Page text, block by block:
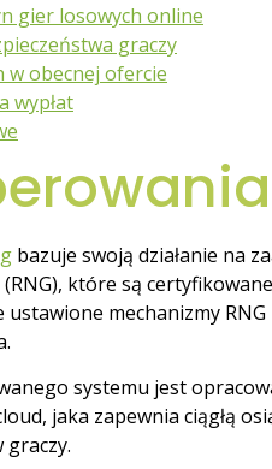
gier losowych online
graczy
obecnej ofercie
wypłat
bazuje swoją działanie na
które są
ustawione mechanizmy
systemu jest
jaka zapewnia ciągłą